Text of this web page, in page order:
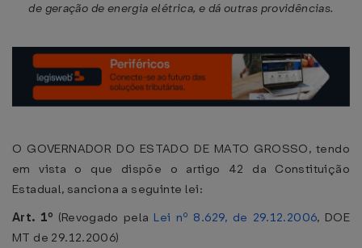
de geração de energia elétrica, e dá outras providências.
O GOVERNADOR DO ESTADO DE MATO GROSSO, tendo
em vista o que dispõe o artigo 42 da Constituição
Estadual, sanciona a seguinte lei:
Art. 1º (Revogado pela Lei nº 8.629, de 29.12.2006, DOE
MT de 29.12.2006)